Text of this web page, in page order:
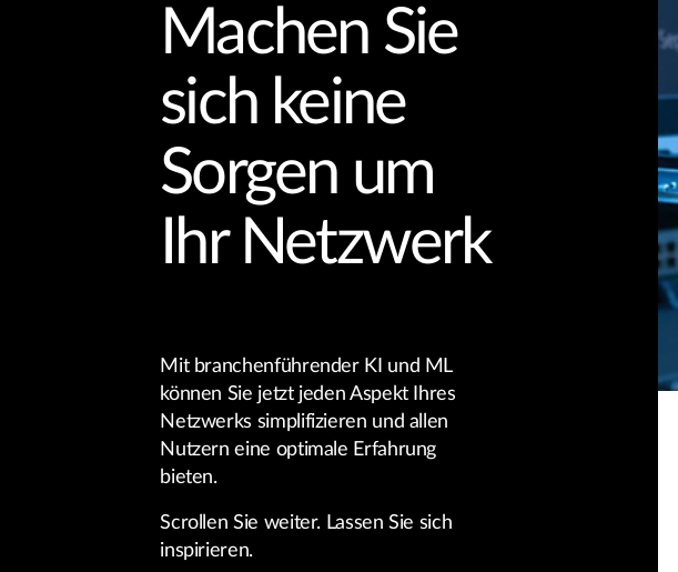
Machen Sie
sich keine
Sorgen um
Ihr Netzwerk
Mit branchenführender KI und ML
können Sie jetzt jeden Aspekt Ihres
Netzwerks simplifizieren und allen
Nutzern eine optimale Erfahrung
bieten.
Scrollen Sie weiter. Lassen Sie sich
inspirieren.